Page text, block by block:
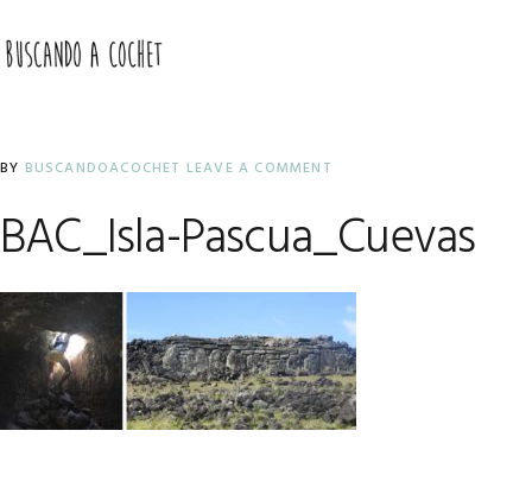
to
primary
to
main
to
primary
BY BUSCANDOACOCHET LEAVE A COMMENT
BAC_Isla-Pascua_Cuevas